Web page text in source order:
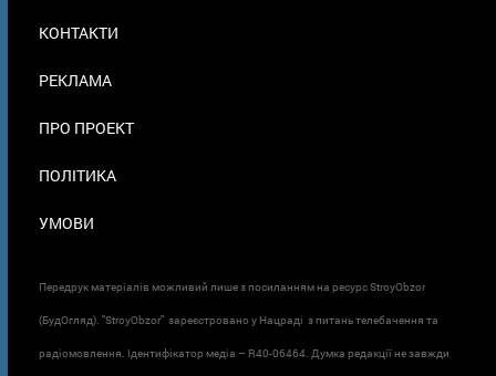
В
КОНТАКТИ
РЕКЛАМА
ПРО ПРОЕКТ
ПОЛІТИКА
УМОВИ
Передрук матеріалів можливий лише з посиланням на ресурс StroyObzor
(БудОгляд). "StroyObzor" зареєстровано у Нацраді з питань телебачення та
радіомовлення. Ідентифікатор медіа – R40-06464. Думка редакції не завжди